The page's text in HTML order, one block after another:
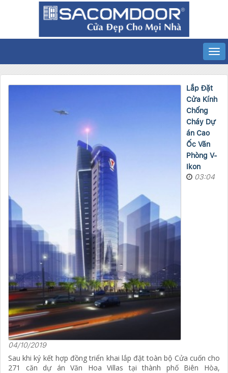
Lắp Đặt
Cửa Kính
Chống
Cháy Dự
án Cao
Ốc Văn
Phòng V-
Ikon
03:04
04/10/2019
Sau khi ký kết hợp đồng triển khai lắp đặt toàn bộ Cửa cuốn cho
271 căn dự án Văn Hoa Villas tại thành phố Biên Hòa,